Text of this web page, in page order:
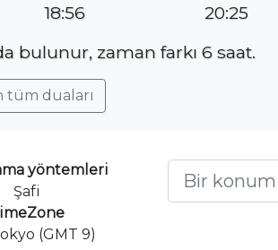
18:56
20:25
bulunur, zaman farkı 6 saat.
tüm duaları
yöntemleri
Şafi
(GMT 9)